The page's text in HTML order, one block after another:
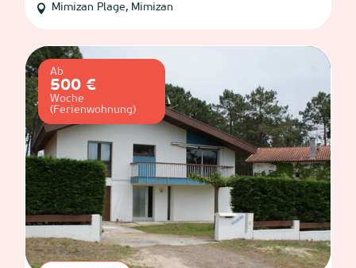
Mimizan Plage, Mimizan
Ab
500 €
Woche
(Ferienwohnung)